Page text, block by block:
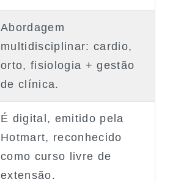
Abordagem
multidisciplinar: cardio,
orto, fisiologia + gestão
de clínica.
É digital, emitido pela
Hotmart, reconhecido
como curso livre de
extensão.